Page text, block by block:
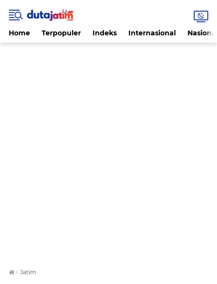
Home Terpopuler Indeks Internasional
› Jatim